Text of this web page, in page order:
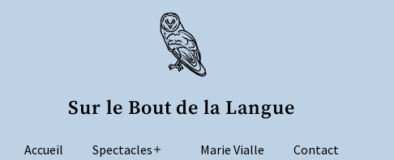
Sur le Bout de la Langue
Accueil Spectacles Marie Vialle Contact